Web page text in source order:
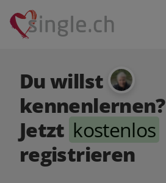
Du willst
kennenlernen?
Jetzt kostenlos
registrieren